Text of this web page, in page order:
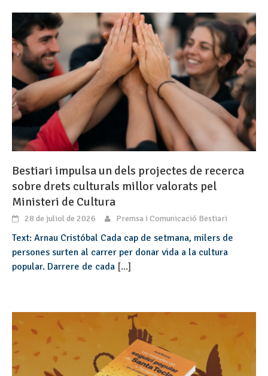
Bestiari impulsa un dels projectes de recerca
sobre drets culturals millor valorats pel
Ministeri de Cultura
28 de juliol de 2026 Premsa i Comunicació Bestiari
Text: Arnau Cristóbal Cada cap de setmana, milers de
persones surten al carrer per donar vida a la cultura
popular. Darrere de cada [...]